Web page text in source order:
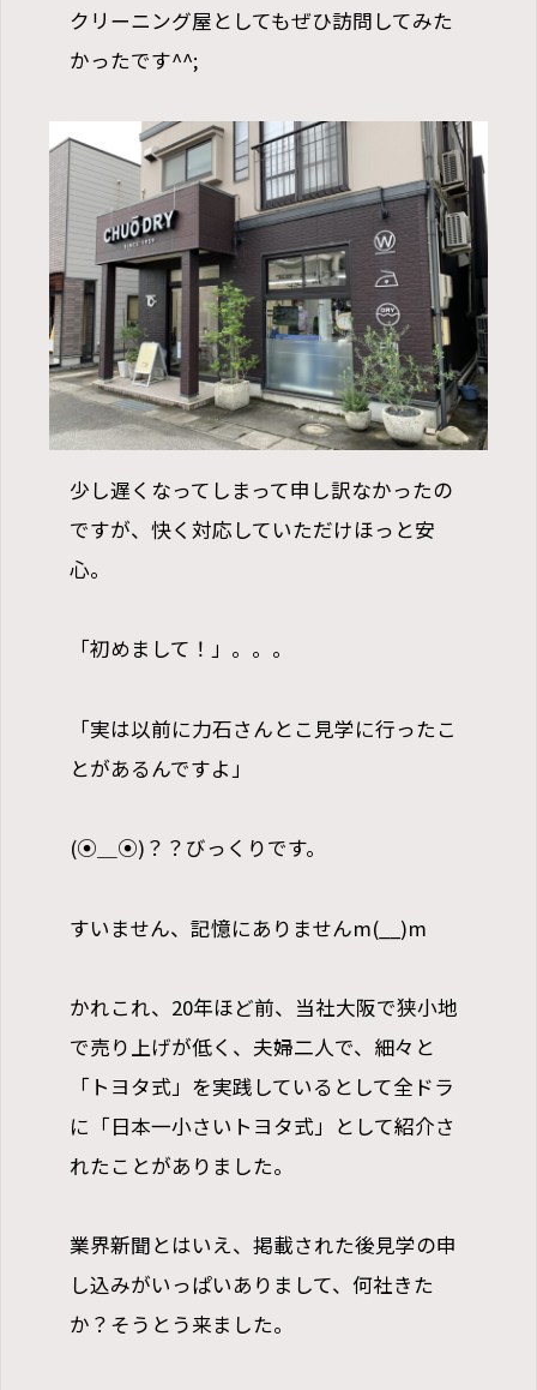
クリーニング屋としてもぜひ訪問してみた
かったです^^;
少し遅くなってしまって申し訳なかったの
ですが、快く対応していただけほっと安
心。
「初めまして！」。。。
「実は以前に力石さんとこ見学に行ったこ
とがあるんですよ」
(⦿＿⦿)？？びっくりです。
すいません、記憶にありませんm(__)m
かれこれ、20年ほど前、当社大阪で狭小地
で売り上げが低く、夫婦二人で、細々と
「トヨタ式」を実践しているとして全ドラ
に「日本一小さいトヨタ式」として紹介さ
れたことがありました。
業界新聞とはいえ、掲載された後見学の申
し込みがいっぱいありまして、何社きた
か？そうとう来ました。